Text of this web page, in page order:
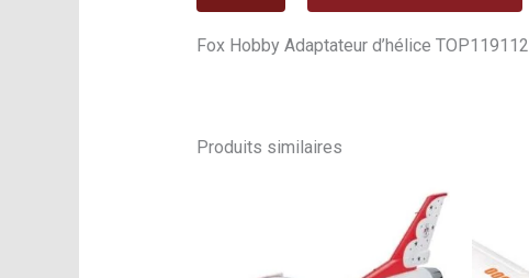
Fox Hobby Adaptateur d’hélice TOP119112
Produits similaires